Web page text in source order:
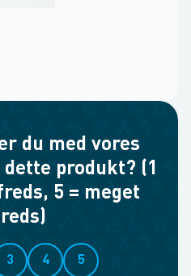
du med vores
produkt? (1
5 = meget
3 4 5